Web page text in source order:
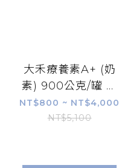
大禾療養素A+ (奶
素) 900公克/罐 麩
醯胺酸 精胺酸 牛磺
酸 牛初乳【康富久
NT$800 ~ NT$4,000
NT$5,100